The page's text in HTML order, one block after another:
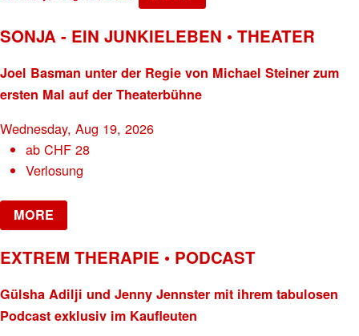
SONJA - EIN JUNKIELEBEN • THEATER
Joel Basman unter der Regie von Michael Steiner zum
ersten Mal auf der Theaterbühne
Wednesday, Aug 19, 2026
abCHF 28
Verlosung
MORE
EXTREM THERAPIE • PODCAST
Gülsha Adilji und Jenny Jennster mit ihrem tabulosen
Podcast exklusiv im Kaufleuten